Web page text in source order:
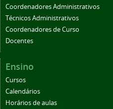
Coordenadores Administrativos
Técnicos Administrativos
Coordenadores de Curso
Docentes
Ensino
Cursos
Calendários
Horários de aulas